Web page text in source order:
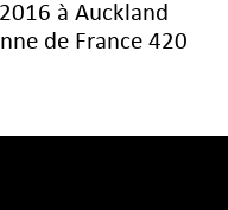
à Auckland
de France 420